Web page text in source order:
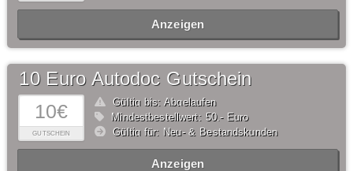
Anzeigen
10€
GUTSCHEIN
10 Euro Autodoc Gutschein
Gültig bis: Abgelaufen
Mindestbestellwert: 50,- Euro
Gültig für: Neu- & Bestandskunden
Anzeigen